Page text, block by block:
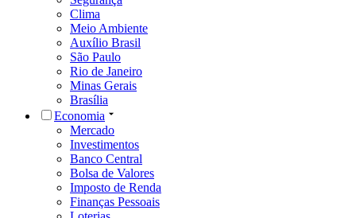
Clima
Meio Ambiente
Auxílio Brasil
São Paulo
Rio de Janeiro
Minas Gerais
Brasília
Economia
Mercado
Investimentos
Banco Central
Bolsa de Valores
Imposto de Renda
Finanças Pessoais